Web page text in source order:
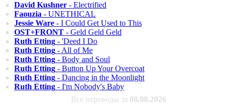
David Kushner - Electrified
Faouzia - UNETHICAL
Jessie Ware - I Could Get Used to This
OST+FRONT - Geld Geld Geld
Ruth Etting - 'Deed I Do
Ruth Etting - All of Me
Ruth Etting - Body and Soul
Ruth Etting - Button Up Your Overcoat
Ruth Etting - Dancing in the Moonlight
Ruth Etting - I'm Nobody's Baby
Все переводы за 08.08.2026